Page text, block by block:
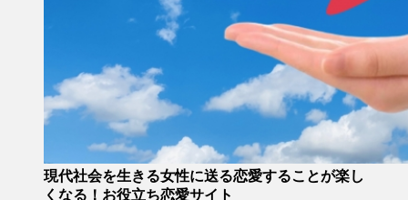
現代社会を生きる女性に送る恋愛することが楽し
くなる！お役立ち恋愛サイト